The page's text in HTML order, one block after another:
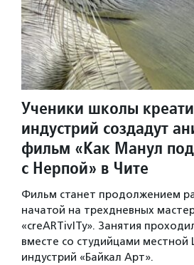
Ученики школы
индустрий создадут
фильм «Как Манул
с Нерпой» в Чите
Фильм станет продолжением
начатой на трехдневных
«creARTivITy». Занятия
вместе со студийцами
индустрий «Байкал Арт».